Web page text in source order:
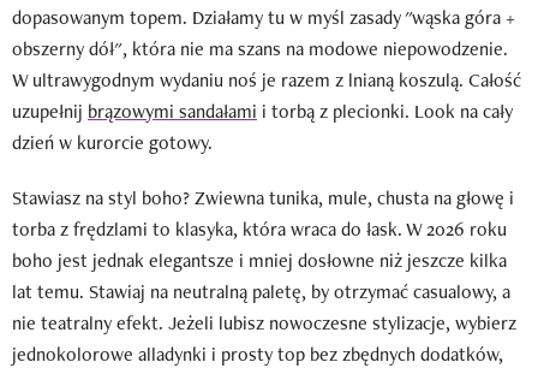
dopasowanym topem. Działamy tu w myśl zasady "wąska góra +
obszerny dół", która nie ma szans na modowe niepowodzenie.
W ultrawygodnym wydaniu noś je razem z lnianą koszulą. Całość
uzupełnij brązowymi sandałami i torbą z plecionki. Look na cały
dzień w kurorcie gotowy.
Stawiasz na styl boho? Zwiewna tunika, mule, chusta na głowę i
torba z frędzlami to klasyka, która wraca do łask. W 2026 roku
boho jest jednak elegantsze i mniej dosłowne niż jeszcze kilka
lat temu. Stawiaj na neutralną paletę, by otrzymać casualowy, a
nie teatralny efekt. Jeżeli lubisz nowoczesne stylizacje, wybierz
jednokolorowe alladynki i prosty top bez zbędnych dodatków,